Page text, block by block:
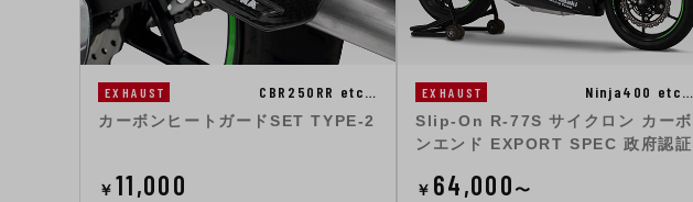
EXHAUST CBR250RR etc…
カーボンヒートガードSET TYPE-2
￥ 11,000
EXHAUST Ninja400 etc…
Slip-On R-77S サイクロン カーボ
ンエンド EXPORT SPEC 政府認証
￥ 64,000〜